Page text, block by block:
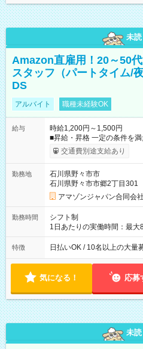
未読
Amazon直雇用！20～50
スタッフ（パートタイム/
DS
アルバイト 職種未経験OK
給与
時給1,200円～1,500円
■昇給・昇格 一定の条件を
まで昇給の機会があります。 ■正社員登用制度あり ※月末締/翌
月25日支払い ※時間外手当
☆Amazon直雇用で安定して働けます！ 【試
あり 試用期間の長さ：1週
です。
交通費別途支給あり
勤務地
石川県野々市市
石川県野々市市郷2丁目301
アマゾンジャパン合同会社
勤務時間
シフト制
1日あたりの実働時間：最
特徴 日払いOK / 10名以上の大量
気になる！ 応募
未読